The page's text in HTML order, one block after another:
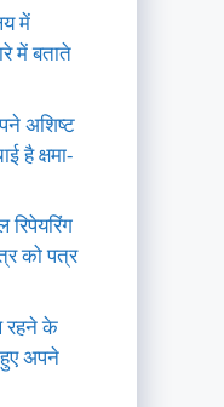
में
में बताते
अशिष्ट
है क्षमा-
रिपेयरिंग
को पत्र
रहने के
अपने